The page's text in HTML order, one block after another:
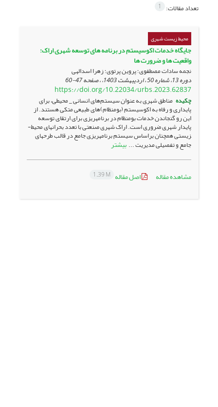
تعداد مقالات: 1
محیط زیست شهری
جایگاه خدمات اکوسیستم در برنامه های توسعه شهری اراک:
واقعیت ها و ضرورت ها
نجمه سادات مصطفوی؛ پروین پرتوی؛ زهرا اسدالهی
دوره 13، شماره 50 ، اردیبهشت 1403، ، صفحه 47-60
https://doi.org/10.22034/urbs.2023.62837
چکیده مناطق شهری به عنوان سیستم‌های انسانی _ محیطی، برای
پایداری و رفاه به اکوسیستم (بوم­نظام)‌های طبیعی متکی هستند. از
این رو گنجاندن خدمات بوم­نظام در برنامه­ریزی برای ارتقای توسعه
پایدار شهری ضروری است. اراک شهری صنعتی با تعدد بحران­های محیط­
زیستی همچنان براساس سیستم برنامه­ریزی جامع در قالب طرح­های
جامع و تفصیلی مدیریت ... بیشتر
مشاهده مقاله اصل مقاله 1.39 M